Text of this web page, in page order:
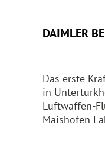
DAIMLER
Das erste
in
Luftwaffen-
Maishofen